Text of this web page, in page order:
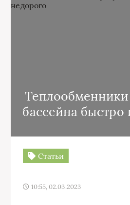
бассейна быстро
Статьи
10:55, 02.03.2023